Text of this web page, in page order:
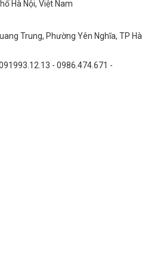
lái xe dễ dàng tìm vị trí đỗ xe và
(KCN)
bỉ, đáp ứng yêu cầu khắt khe về chất
OEM Philips M11 có tuổi
Philips M11 là 50.000 – 100.000 giờ,
tích hợp với bộ điều khiển để
hoặc nhu cầu sử dụng.
với chip LED này?
Hà Nội, Việt Nam
Trung, Phường Yên Nghĩa, TP Hà
- 0986.474.671 -